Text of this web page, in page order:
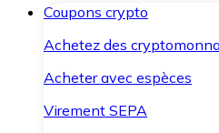
Coupons crypto
Achetez des
Acheter avec espèces
Virement SEPA